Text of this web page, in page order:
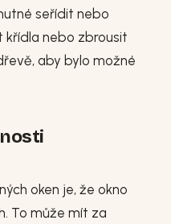
seřídit nebo
křídla nebo zbrousit
aby bylo možné
oken je, že okno
To může mít za